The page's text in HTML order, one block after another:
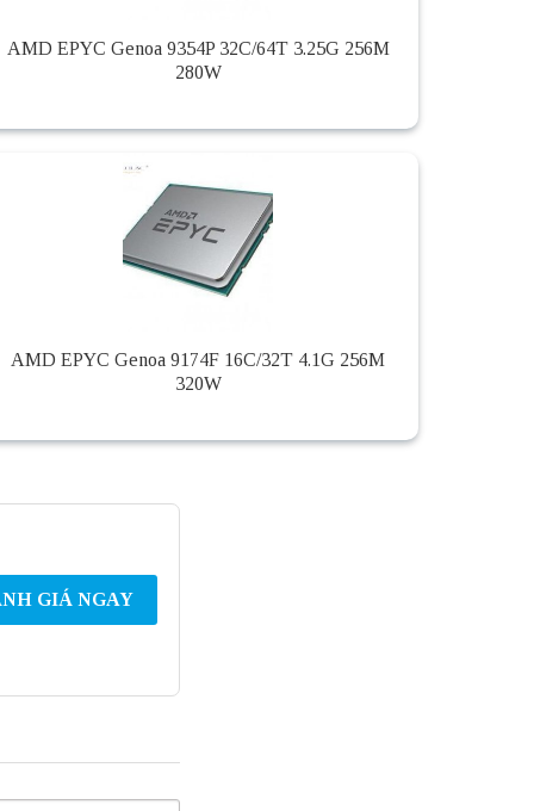
AMD EPYC Genoa 9354P 32C/64T 3.25G 256M
280W
AMD EPYC Genoa 9174F 16C/32T 4.1G 256M
320W
GIÁ NGAY